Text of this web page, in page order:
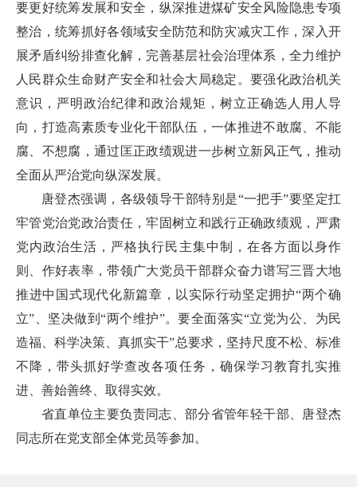
要更好统筹发展和安全，纵深推进煤矿安全风险隐患专项
整治，统筹抓好各领域安全防范和防灾减灾工作，深入开
展矛盾纠纷排查化解，完善基层社会治理体系，全力维护
人民群众生命财产安全和社会大局稳定。要强化政治机关
意识，严明政治纪律和政治规矩，树立正确选人用人导
向，打造高素质专业化干部队伍，一体推进不敢腐、不能
腐、不想腐，通过匡正政绩观进一步树立新风正气，推动
全面从严治党向纵深发展。
唐登杰强调，各级领导干部特别是“一把手”要坚定扛
牢管党治党政治责任，牢固树立和践行正确政绩观，严肃
党内政治生活，严格执行民主集中制，在各方面以身作
则、作好表率，带领广大党员干部群众奋力谱写三晋大地
推进中国式现代化新篇章，以实际行动坚定拥护“两个确
立”、坚决做到“两个维护”。要全面落实“立党为公、为民
造福、科学决策、真抓实干”总要求，坚持尺度不松、标准
不降，带头抓好学查改各项任务，确保学习教育扎实推
进、善始善终、取得实效。
省直单位主要负责同志、部分省管年轻干部、唐登杰
同志所在党支部全体党员等参加。